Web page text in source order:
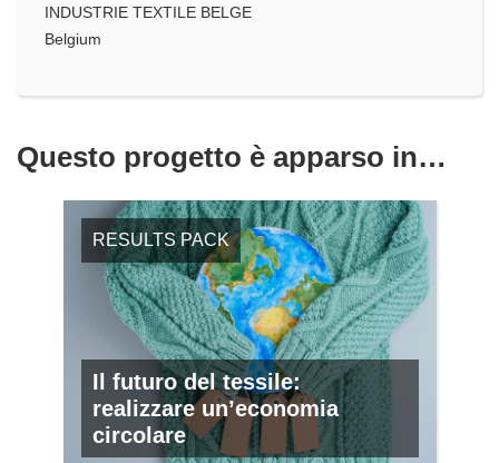
INDUSTRIE TEXTILE BELGE
Belgium
Questo progetto è apparso in…
RESULTS PACK
Il futuro del tessile:
realizzare un’economia
circolare